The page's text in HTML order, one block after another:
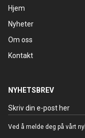
Hjem
Nyheter
Om oss
Kontakt
NYHETSBREV
Ved å melde deg på vårt